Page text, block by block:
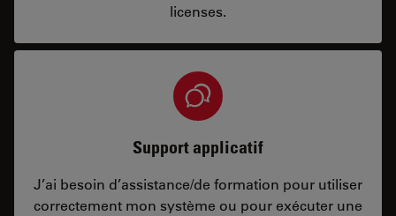
licenses.
Support applicatif
J’ai besoin d’assistance/de formation pour utiliser
correctement mon système ou pour exécuter une